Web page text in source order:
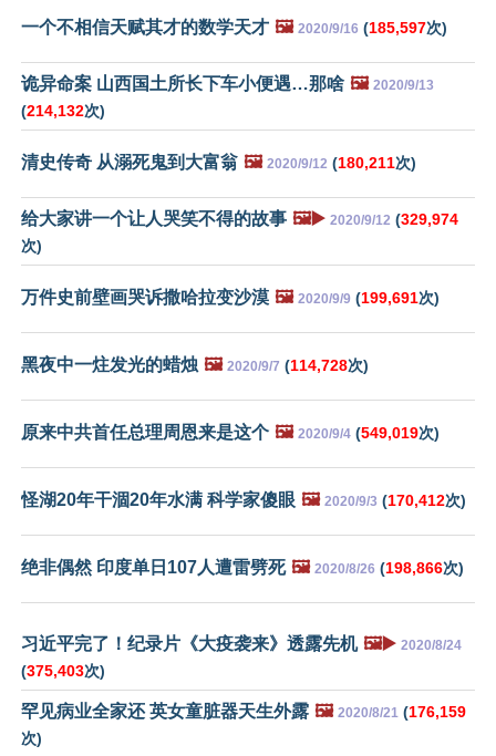
一个不相信天赋其才的数学天才 🖼️ 2020/9/16 (185,597次)
诡异命案 山西国土所长下车小便遇…那啥 🖼️ 2020/9/13
(214,132次)
清史传奇 从溺死鬼到大富翁 🖼️ 2020/9/12 (180,211次)
给大家讲一个让人哭笑不得的故事 🖼️▶️ 2020/9/12 (329,974
次)
万件史前壁画哭诉撒哈拉变沙漠 🖼️ 2020/9/9 (199,691次)
黑夜中一炷发光的蜡烛 🖼️ 2020/9/7 (114,728次)
原来中共首任总理周恩来是这个 🖼️ 2020/9/4 (549,019次)
怪湖20年干涸20年水满 科学家傻眼 🖼️ 2020/9/3 (170,412次)
绝非偶然 印度单日107人遭雷劈死 🖼️ 2020/8/26 (198,866次)
习近平完了！纪录片《大疫袭来》透露先机 🖼️▶️ 2020/8/24
(375,403次)
罕见病业全家还 英女童脏器天生外露 🖼️ 2020/8/21 (176,159
次)